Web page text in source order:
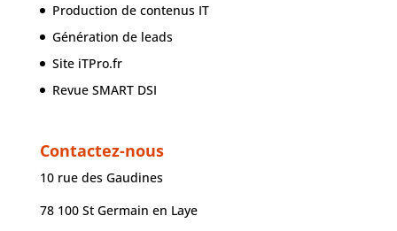
Production de contenus IT
Génération de leads
Site iTPro.fr
Revue SMART DSI
Contactez-nous
10 rue des Gaudines
78 100 St Germain en Laye